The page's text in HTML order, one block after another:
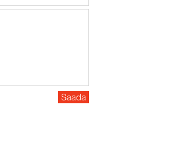
Saada